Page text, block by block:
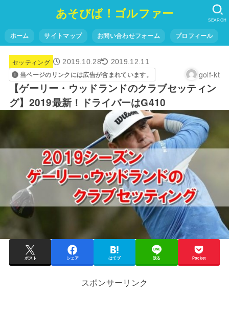
あそびば！ゴルファー
ホーム サイトマップ お問い合わせフォーム プロフィール
SEARCH
セッティング 2019.10.28 2019.12.11
当ページのリンクには広告が含まれています。 golf-kt
【ゲーリー・ウッドランドのクラブセッティン
グ】2019最新！ドライバーはG410
ポスト シェア はてブ 送る Pocket
スポンサーリンク